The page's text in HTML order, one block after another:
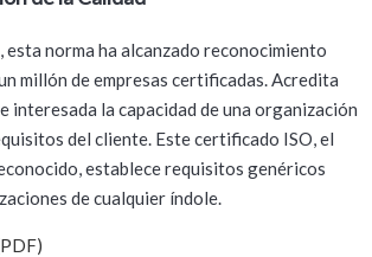
esta norma ha alcanzado reconocimiento
millón de empresas certificadas. Acredita
interesada la capacidad de una organización
del cliente. Este certificado ISO, el
establece requisitos genéricos
de cualquier índole.